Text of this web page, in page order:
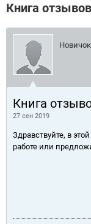
Книга
Новичок
Книга
27 сен 2019
Здравствуйте, в
работе или